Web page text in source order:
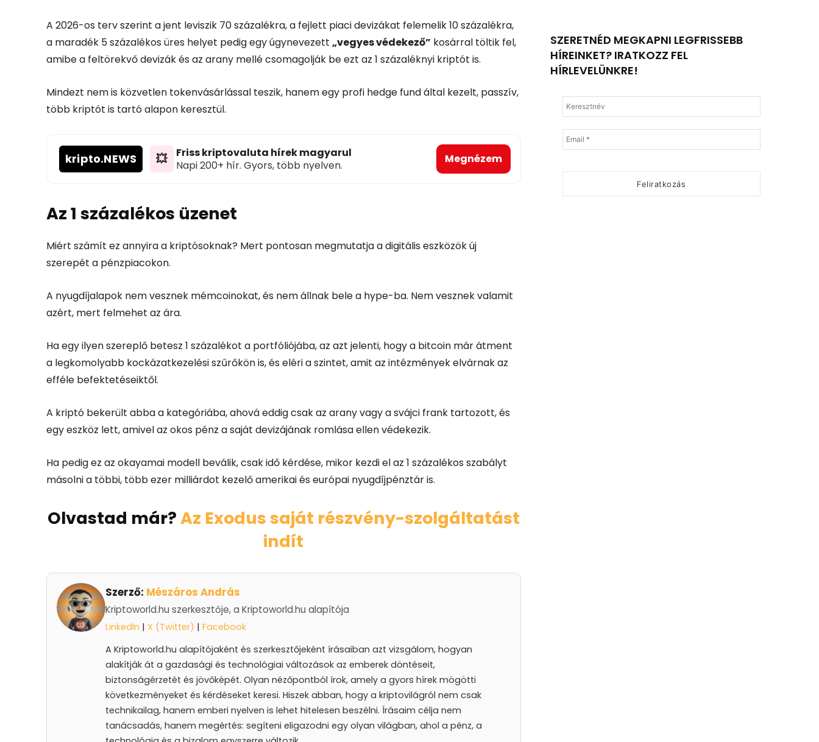
A 2026-os terv szerint a jent leviszik 70 százalékra, a fejlett piaci devizákat felemelik 10 százalékra,
a maradék 5 százalékos üres helyet pedig egy úgynevezett „vegyes védekező” kosárral töltik fel,
amibe a feltörekvő devizák és az arany mellé csomagolják be ezt az 1 százaléknyi kriptót is.
Mindezt nem is közvetlen tokenvásárlással teszik, hanem egy profi hedge fund által kezelt, passzív,
több kriptót is tartó alapon keresztül.
kripto.NEWS 💥
Friss kriptovaluta hírek magyarul
Napi 200+ hír. Gyors, több nyelven.
Megnézem
Az 1 százalékos üzenet
Miért számít ez annyira a kriptósoknak? Mert pontosan megmutatja a digitális eszközök új
szerepét a pénzpiacokon.
A nyugdíjalapok nem vesznek mémcoinokat, és nem állnak bele a hype-ba. Nem vesznek valamit
azért, mert felmehet az ára.
Ha egy ilyen szereplő betesz 1 százalékot a portfóliójába, az azt jelenti, hogy a bitcoin már átment
a legkomolyabb kockázatkezelési szűrőkön is, és eléri a szintet, amit az intézmények elvárnak az
efféle befektetéseiktől.
A kriptó bekerült abba a kategóriába, ahová eddig csak az arany vagy a svájci frank tartozott, és
egy eszköz lett, amivel az okos pénz a saját devizájának romlása ellen védekezik.
Ha pedig ez az okayamai modell beválik, csak idő kérdése, mikor kezdi el az 1 százalékos szabályt
másolni a többi, több ezer milliárdot kezelő amerikai és európai nyugdíjpénztár is.
Olvastad már?Az Exodus saját részvény-szolgáltatást
indít
Szerző: Mészáros András
Kriptoworld.hu szerkesztője, a Kriptoworld.hu alapítója
LinkedIn | X (Twitter) | Facebook
A Kriptoworld.hu alapítójaként és szerkesztőjeként írásaiban azt vizsgálom, hogyan
alakítják át a gazdasági és technológiai változások az emberek döntéseit,
biztonságérzetét és jövőképét. Olyan nézőpontból írok, amely a gyors hírek mögötti
következményeket és kérdéseket keresi. Hiszek abban, hogy a kriptovilágról nem csak
technikailag, hanem emberi nyelven is lehet hitelesen beszélni. Írásaim célja nem
tanácsadás, hanem megértés: segíteni eligazodni egy olyan világban, ahol a pénz, a
SZERETNÉD MEGKAPNI LEGFRISSEBB
HÍREINKET? IRATKOZZ FEL
HÍRLEVELÜNKRE!